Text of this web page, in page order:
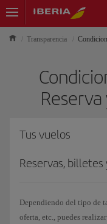
Transparencia
Tus vuelos
Reservas,
Dependiendo del tipo de
oferta, etc., puedes